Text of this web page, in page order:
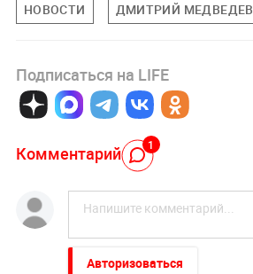
НОВОСТИ ДМИТРИЙ МЕДВЕДЕВ
Подписаться на LIFE
Комментарий 1
Авторизоваться